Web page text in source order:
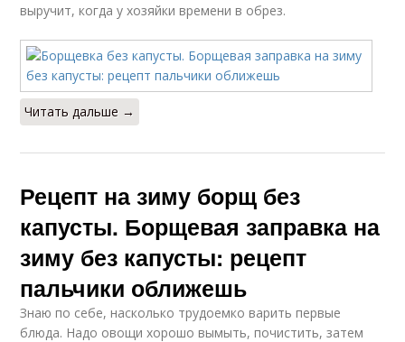
выручит, когда у хозяйки времени в обрез.
Читать дальше →
Рецепт на зиму борщ без
капусты. Борщевая заправка на
зиму без капусты: рецепт
пальчики оближешь
Знаю по себе, насколько трудоемко варить первые
блюда. Надо овощи хорошо вымыть, почистить, затем